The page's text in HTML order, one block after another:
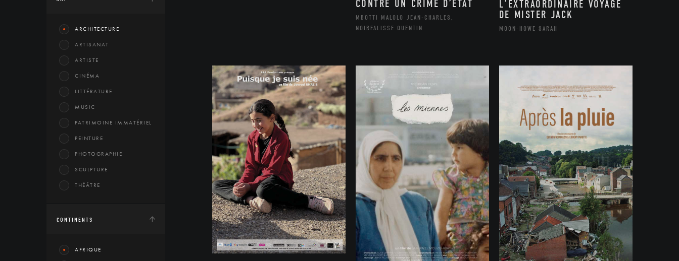
ARCHITECTURE
ARTISANAT
ARTISTE
CINÉMA
LITTÉRATURE
MUSIC
PATRIMOINE IMMATÉRIEL
PEINTURE
PHOTOGRAPHIE
SCULPTURE
THÉÂTRE
CONTINENTS
AFRIQUE
CONTRE UN CRIME D’ÉTAT
MBOTTI MALOLO JEAN-CHARLES,
NOIRFALISSE QUENTIN
L’EXTRAORDINAIRE VOYAGE
DE MISTER JACK
MOON-HOWE SARAH